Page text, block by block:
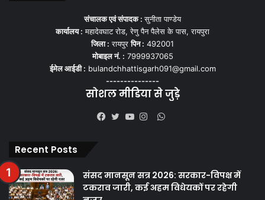
संचालक एवं संपादक :सुनीता पाण्डेय
कार्यालय : महादेवघाट रोड, रेणु पैन पैलेस के पास, रायपुरा
जिला : रायपुरपिन : 492001
मोबाइल नं. : 7999937065
ईमेल आईडी : bulandchhattisgarh091@gmail.com
---------------
सोशल मीडिया से जुड़े
WhatsApp
Recent Posts
संसद मानसून सत्र 2026: सरकार-विपक्ष में
टकराव जारी, कई अहम विधेयकों पर रहेगी